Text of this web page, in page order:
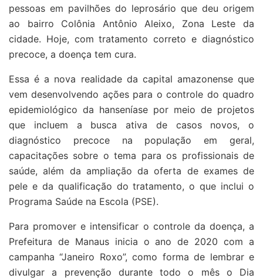
pessoas em pavilhões do leprosário que deu origem
ao bairro Colônia Antônio Aleixo, Zona Leste da
cidade. Hoje, com tratamento correto e diagnóstico
precoce, a doença tem cura.
Essa é a nova realidade da capital amazonense que
vem desenvolvendo ações para o controle do quadro
epidemiológico da hanseníase por meio de projetos
que incluem a busca ativa de casos novos, o
diagnóstico precoce na população em geral,
capacitações sobre o tema para os profissionais de
saúde, além da ampliação da oferta de exames de
pele e da qualificação do tratamento, o que inclui o
Programa Saúde na Escola (PSE).
Para promover e intensificar o controle da doença, a
Prefeitura de Manaus inicia o ano de 2020 com a
campanha “Janeiro Roxo”, como forma de lembrar e
divulgar a prevenção durante todo o mês o Dia